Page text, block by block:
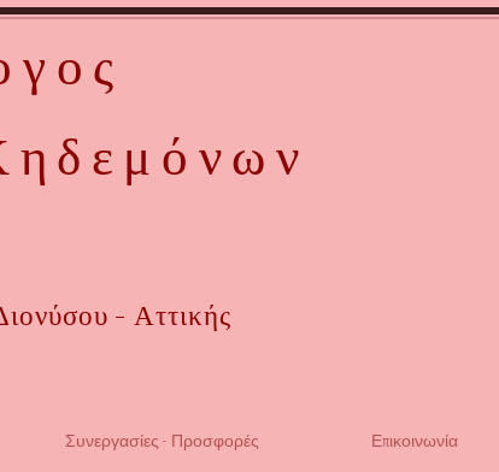
- Αττικής
Συνεργασίες - Προσφορές Επικοινωνία